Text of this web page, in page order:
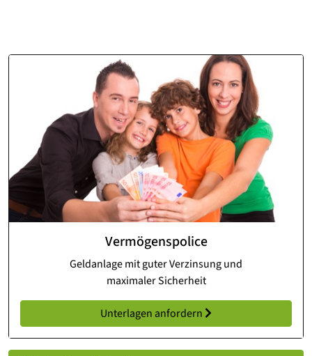
Vermögenspolice
Geldanlage mit guter Verzinsung und
maximaler Sicherheit
Unterlagen anfordern